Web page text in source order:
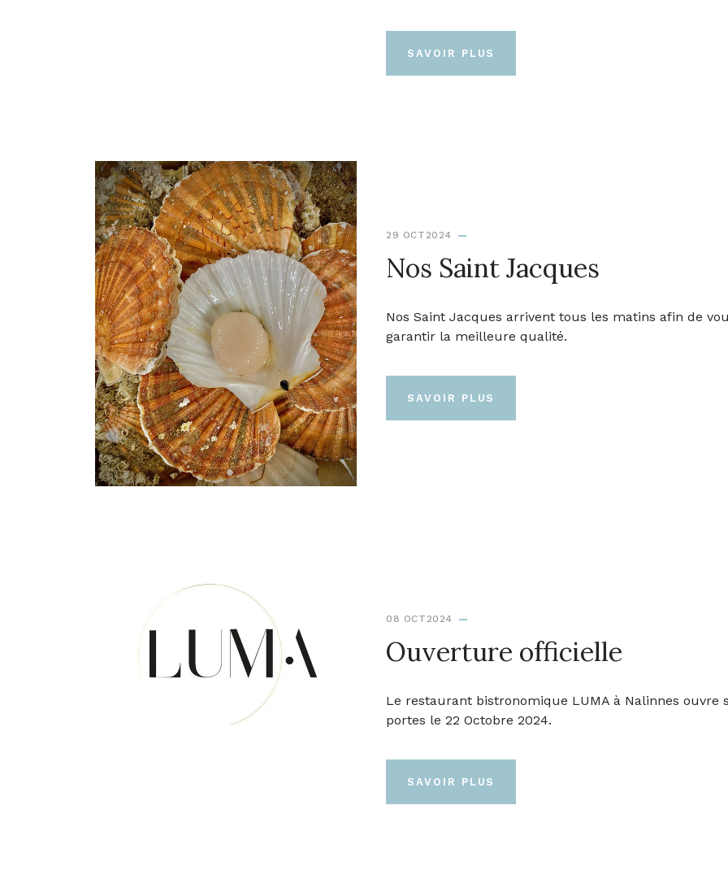
SAVOIR PLUS
29 OCT2024
Nos Saint Jacques
Nos Saint Jacques arrivent tous les matins afin de
garantir la meilleure qualité.
SAVOIR PLUS
08 OCT2024
Ouverture officielle
Le restaurant bistronomique LUMA à Nalinnes ouvre
portes le 22 Octobre 2024.
SAVOIR PLUS